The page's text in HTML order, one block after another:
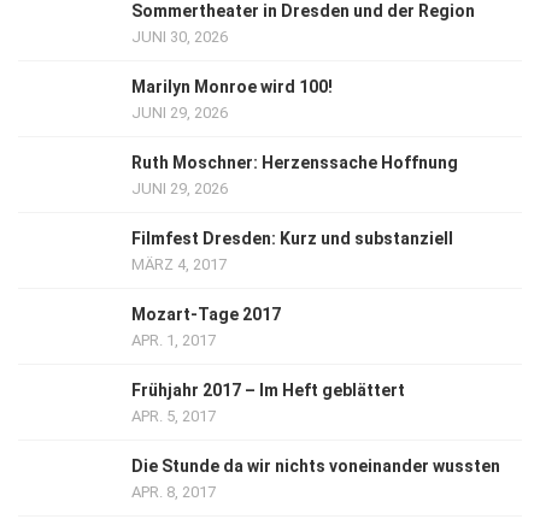
Sommertheater in Dresden und der Region
JUNI 30, 2026
Marilyn Monroe wird 100!
JUNI 29, 2026
Ruth Moschner: Herzenssache Hoffnung
JUNI 29, 2026
Filmfest Dresden: Kurz und substanziell
MÄRZ 4, 2017
Mozart-Tage 2017
APR. 1, 2017
Frühjahr 2017 – Im Heft geblättert
APR. 5, 2017
Die Stunde da wir nichts voneinander wussten
APR. 8, 2017